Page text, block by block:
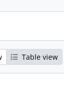
Table view